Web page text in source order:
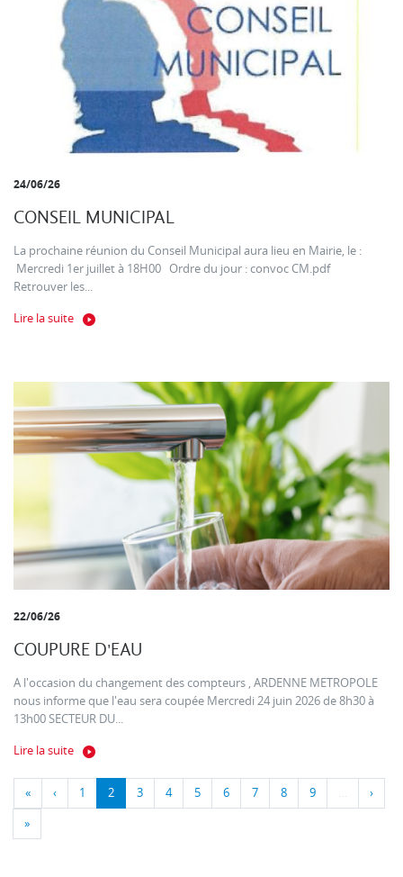
24/06/26
CONSEIL MUNICIPAL
La prochaine réunion du Conseil Municipal aura lieu en Mairie, le :
Mercredi 1er juillet à 18H00 Ordre du jour : convoc CM.pdf
Retrouver les...
Lire la suite
22/06/26
COUPURE D'EAU
A l'occasion du changement des compteurs , ARDENNE METROPOLE
nous informe que l'eau sera coupée Mercredi 24 juin 2026 de 8h30 à
13h00 SECTEUR DU...
Lire la suite
« ‹ 1 2 3 4 5 6 7 8 9 … ›
»